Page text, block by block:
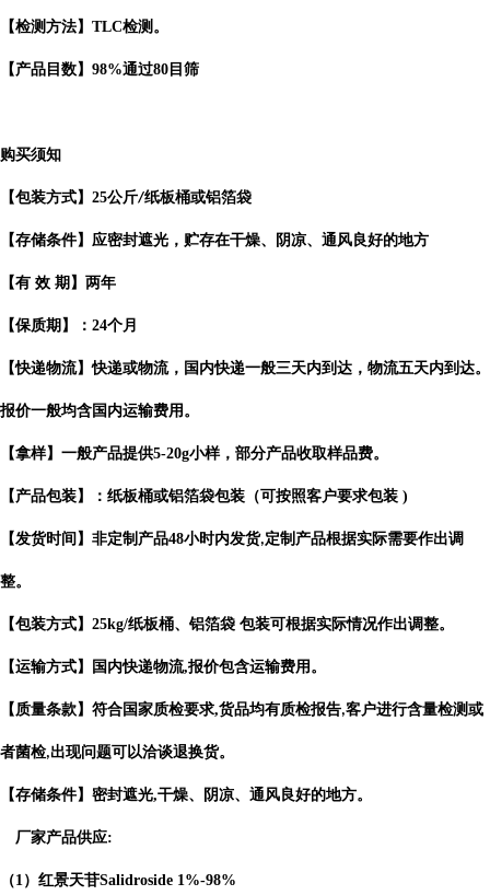
【检测方法】TLC检测。
【产品目数】98%通过80目筛
购买须知
【包装方式】 25公斤/纸板桶或铝箔袋
【存储条件】应密封遮光，贮存在干燥、阴凉、通风良好的地方
【有 效 期】两年
【保质期】： 24个月
【快递物流】快递或物流，国内快递一般三天内到达，物流五天内到达。
报价一般均含国内运输费用。
【拿样】一般产品提供5-20g小样，部分产品收取样品费。
【产品包装】：纸板桶或铝箔袋包装（可按照客户要求包装 )
【发货时间】非定制产品48小时内发货,定制产品根据实际需要作出调
整。
【包装方式】 25kg/纸板桶、铝箔袋 包装可根据实际情况作出调整。
【运输方式】国内快递物流,报价包含运输费用。
【质量条款】符合国家质检要求,货品均有质检报告,客户进行含量检测或
者菌检,出现问题可以洽谈退换货。
【存储条件】密封遮光,干燥、阴凉、通风良好的地方。
厂家产品供应:
（1）红景天苷Salidroside 1%-98%